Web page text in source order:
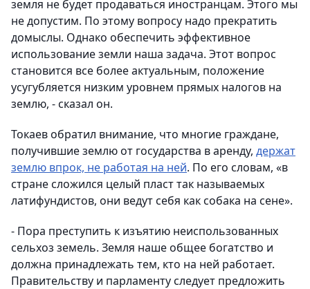
земля не будет продаваться иностранцам. Этого мы
не допустим. По этому вопросу надо прекратить
домыслы. Однако обеспечить эффективное
использование земли наша задача. Этот вопрос
становится все более актуальным, положение
усугубляется низким уровнем прямых налогов на
землю, - сказал он.
Токаев обратил внимание, что многие граждане,
получившие землю от государства в аренду, держат
землю впрок, не работая на ней. По его словам, «в
стране сложился целый пласт так называемых
латифундистов, они ведут себя как собака на сене».
- Пора преступить к изъятию неиспользованных
сельхоз земель. Земля наше общее богатство и
должна принадлежать тем, кто на ней работает.
Правительству и парламенту следует предложить